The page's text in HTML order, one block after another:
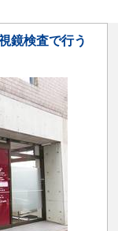
鏡検査で行う